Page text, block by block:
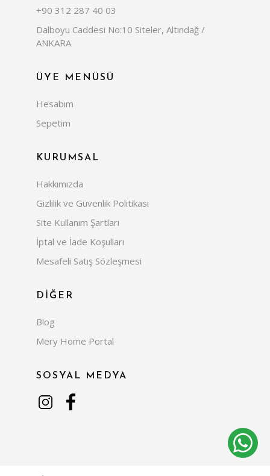
+90 312 287 40 03
Dalboyu Caddesi No:10 Siteler, Altındağ /
ANKARA
ÜYE MENÜSÜ
Hesabım
Sepetim
KURUMSAL
Hakkımızda
Gizlilik ve Güvenlik Politikası
Site Kullanım Şartları
İptal ve İade Koşulları
Mesafeli Satış Sözleşmesi
DİĞER
Blog
Mery Home Portal
SOSYAL MEDYA